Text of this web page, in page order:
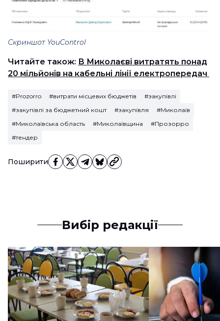
Поширити
Скриншот YouControl
Читайте також: В Миколаєві витратять понад
20 мільйонів на кабельні лінії електропередач
#Prozorro #витрати місцевих бюджетів
#закупівлі
#закупівлі за бюджетний кошт
#закупівля
#Миколаїв
#Миколаївська область
#Миколаївщина
#Прозорро
#тендер
Вибір редакції